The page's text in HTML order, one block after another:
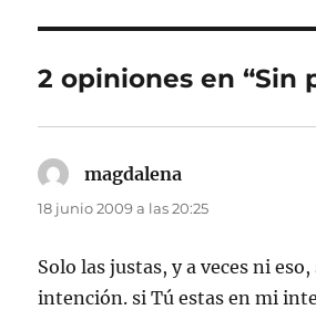
2 opiniones en “Sin
magdalena
18 junio 2009 a las 20:25
Solo las justas, y a veces ni eso,
intención. si Tú estas en mi